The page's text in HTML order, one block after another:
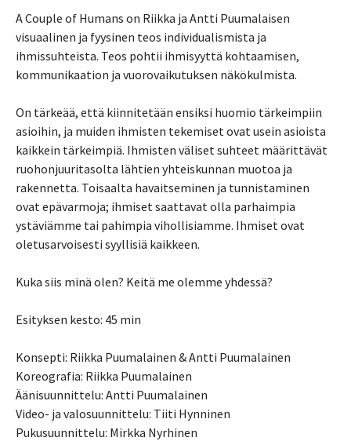
A Couple of Humans on Riikka ja Antti Puumalaisen
visuaalinen ja fyysinen teos individualismista ja
ihmissuhteista. Teos pohtii ihmisyyttä kohtaamisen,
kommunikaation ja vuorovaikutuksen näkökulmista.
On tärkeää, että kiinnitetään ensiksi huomio tärkeimpiin
asioihin, ja muiden ihmisten tekemiset ovat usein asioista
kaikkein tärkeimpiä. Ihmisten väliset suhteet määrittävät
ruohonjuuritasolta lähtien yhteiskunnan muotoa ja
rakennetta. Toisaalta havaitseminen ja tunnistaminen
ovat epävarmoja; ihmiset saattavat olla parhaimpia
ystäviämme tai pahimpia vihollisiamme. Ihmiset ovat
oletusarvoisesti syyllisiä kaikkeen.
Kuka siis minä olen? Keitä me olemme yhdessä?
Esityksen kesto: 45 min
Konsepti: Riikka Puumalainen & Antti Puumalainen
Koreografia: Riikka Puumalainen
Äänisuunnittelu: Antti Puumalainen
Video- ja valosuunnittelu: Tiiti Hynninen
Pukusuunnittelu: Mirkka Nyrhinen